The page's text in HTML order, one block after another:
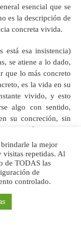
esencial que se
es la descripción de
concreta vivida.
está esa insistencia)
se atiene a lo dado,
que lo más concreto
es la vida en su
vivido, y esto
algo con sentido,
su concreción, sin
ningún factor de
esa vida en su
vida concreta es
de la
muy importante,
la sola temporalidad
la mejor
visitas repetidas. Al
de TODAS las
de
controlado.